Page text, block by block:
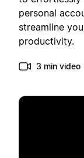
personal
streamline
productivity.
3 min video